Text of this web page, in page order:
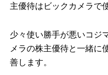
主優待はビックカメラで
少々使い勝手が悪いコジ
メラの株主優待と一緒に
善します。